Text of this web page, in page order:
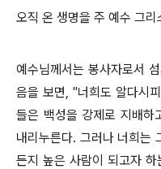
오직 온 생명을 주 예수 그
예수님께서는 봉사자로서
음을 보면, "너희도 알다시
들은 백성을 강제로 지배하
내리누른다. 그러나 너희는
든지 높은 사람이 되고자